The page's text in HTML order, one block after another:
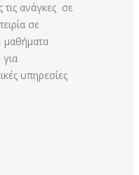
ανάγκες σε
σε
μαθήματα
υπηρεσίες